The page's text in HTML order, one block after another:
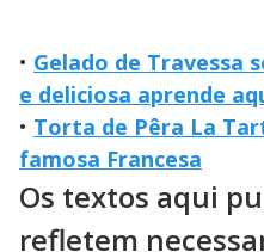
• Gelado de Travessa
e deliciosa aprende
• Torta de Pêra La
famosa Francesa
Os textos aqui
refletem